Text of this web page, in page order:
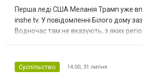
Перша леді США Меланія Трамп уже
inshe.tv. У повідомленні Білого дому
Водночас там не вказують, з яких
Суспільство 14:00, 31 липня